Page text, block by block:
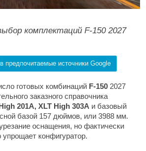
комплектаций F-150 2027
предпочитаемые источники Google
готовых комбинаций F-150 2027
заказного справочника
201A, XLT High 303A и базовый
базой 157 дюймов, или 3988 мм.
оснащения, но фактически
упрощает конфигуратор.